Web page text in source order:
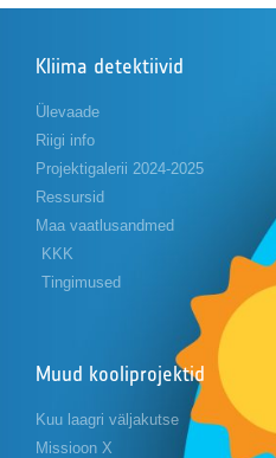
Kliima detektiivid
Ülevaade
Riigi info
Projektigalerii 2024-2025
Ressursid
Maa vaatlusandmed
KKK
Tingimused
Muud kooliprojektid
Kuu laagri väljakutse
Missioon X